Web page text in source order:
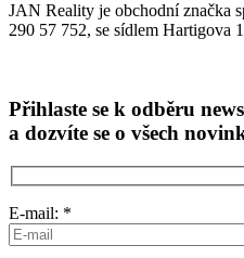
JAN Reality je obchodní značka
290 57 752, se sídlem Hartigova
Přihlaste se k odběru
a dozvíte se o všech
E-mail: *